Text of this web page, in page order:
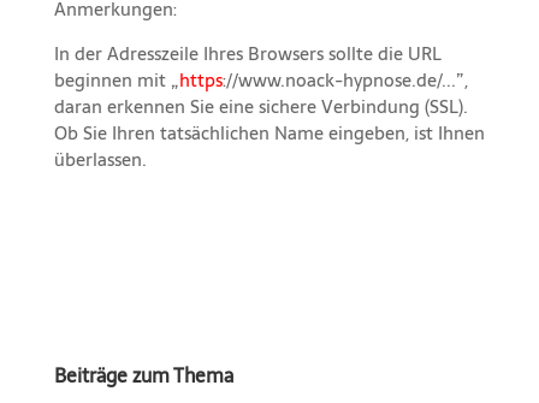
Anmerkungen:
In der Adresszeile Ihres Browsers sollte die URL
beginnen mit „https://www.noack-hypnose.de/...”,
daran erkennen Sie eine sichere Verbindung (SSL).
Ob Sie Ihren tatsächlichen Name eingeben, ist Ihnen
überlassen.
Beiträge zum Thema